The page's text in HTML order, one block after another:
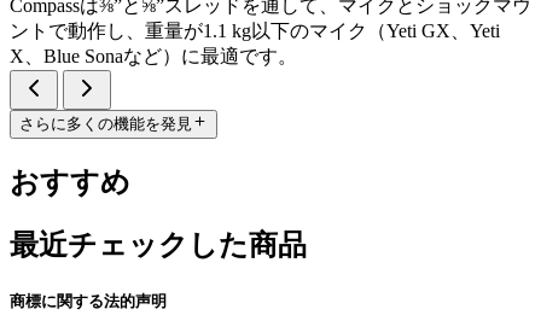
Compassは⅜”と⅝”スレッドを通して、マイクとショックマウ
ントで動作し、重量が1.1 kg以下のマイク（Yeti GX、Yeti
X、Blue Sonaなど）に最適です。
さらに多くの機能を発見
おすすめ
最近チェックした商品
商標に関する法的声明